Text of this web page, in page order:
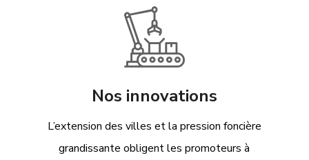
Nos innovations
L’extension des villes et la pression foncière
grandissante obligent les promoteurs à